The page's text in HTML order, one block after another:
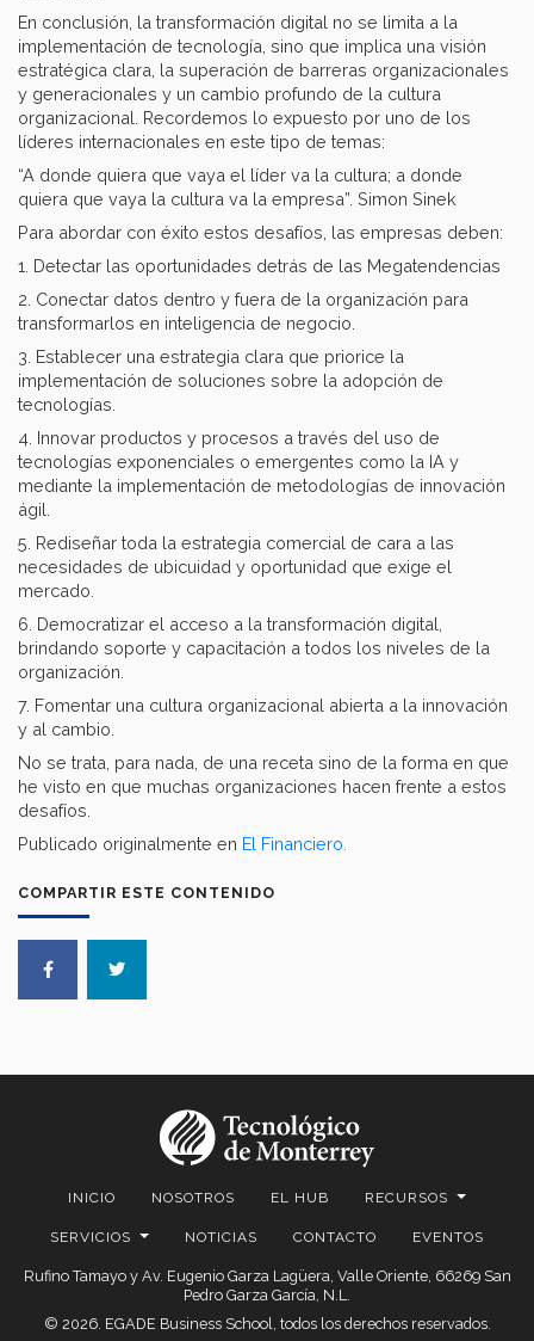
COMPARTIR ESTE CONTENIDO
En conclusión, la transformación digital no se limita a la
implementación de tecnología, sino que implica una visión
estratégica clara, la superación de barreras organizacionales
y generacionales y un cambio profundo de la cultura
organizacional. Recordemos lo expuesto por uno de los
líderes internacionales en este tipo de temas:
“A donde quiera que vaya el líder va la cultura; a donde
quiera que vaya la cultura va la empresa”. Simon Sinek
Para abordar con éxito estos desafíos, las empresas deben:
1. Detectar las oportunidades detrás de las Megatendencias
2. Conectar datos dentro y fuera de la organización para
transformarlos en inteligencia de negocio.
3. Establecer una estrategia clara que priorice la
implementación de soluciones sobre la adopción de
tecnologías.
4. Innovar productos y procesos a través del uso de
tecnologías exponenciales o emergentes como la IA y
mediante la implementación de metodologías de innovación
ágil.
5. Rediseñar toda la estrategia comercial de cara a las
necesidades de ubicuidad y oportunidad que exige el
mercado.
6. Democratizar el acceso a la transformación digital,
brindando soporte y capacitación a todos los niveles de la
organización.
7. Fomentar una cultura organizacional abierta a la innovación
y al cambio.
No se trata, para nada, de una receta sino de la forma en que
he visto en que muchas organizaciones hacen frente a estos
desafíos.
Publicado originalmente en El Financiero.
INICIO NOSOTROS EL HUB RECURSOS
SERVICIOS NOTICIAS CONTACTO EVENTOS
Rufino Tamayo y Av. Eugenio Garza Lagüera, Valle Oriente, 66269 San
Pedro Garza García, N.L.
© 2026. EGADE Business School, todos los derechos reservados.